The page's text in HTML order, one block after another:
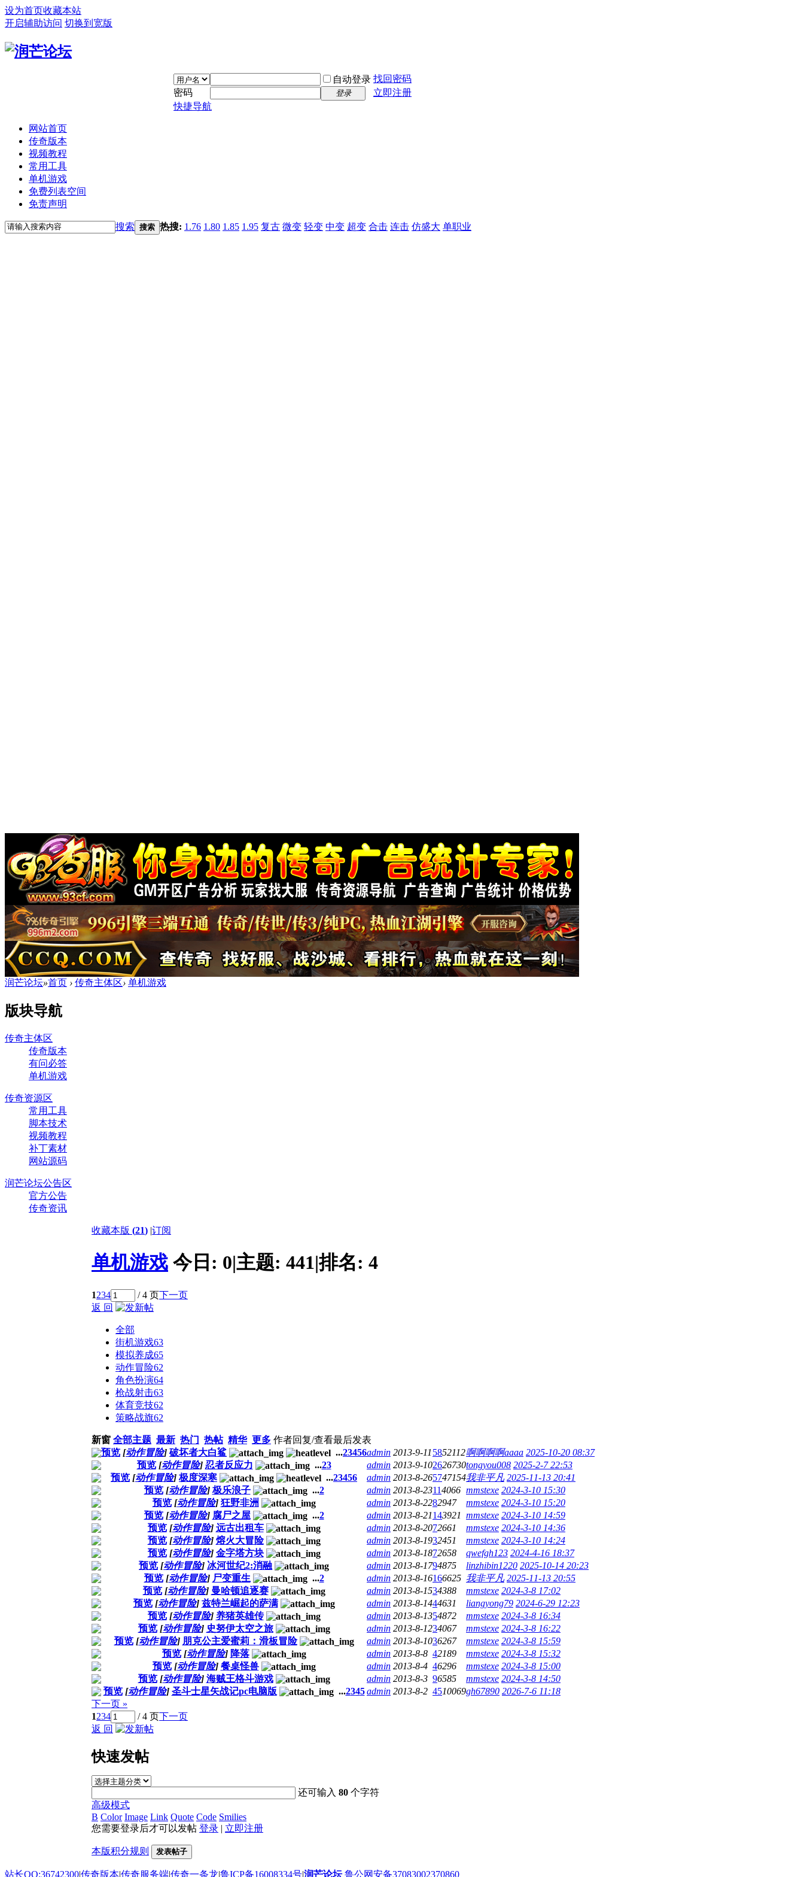
设为首页收藏本站
开启辅助访问 切换到宽版
自动登录 找回密码
密码
登录
立即注册
快捷导航
网站首页
传奇版本
视频教程
常用工具
单机游戏
免费列表空间
免责声明
搜索 搜索 热搜: 1.76 1.80 1.85 1.95 复古 微变 轻变 中变 超变 合击 连击 仿盛大 单职业
润芒论坛»首页 › 传奇主体区› 单机游戏
版块导航
传奇主体区
传奇版本
有问必答
单机游戏
传奇资源区
常用工具
脚本技术
视频教程
补丁素材
网站源码
润芒论坛公告区
官方公告
传奇资讯
收藏本版 (21) |订阅
单机游戏 今日: 0|主题: 441|排名: 4
1234 / 4 页下一页
返 回
全部
街机游戏63
模拟养成65
动作冒险62
角色扮演64
枪战射击63
体育竞技62
策略战旗62
新窗 全部主题 最新 热门 热帖 精华 更多 作者回复/查看最后发表
预览 [动作冒险] 破坏者大白鲨 ...23456admin 2013-9-11 5852112啊啊啊啊aaaa 2025-10-20 08:37
预览 [动作冒险] 忍者反应力 ...23 admin 2013-9-102626730tongyou008 2025-2-7 22:53
预览 [动作冒险] 极度深寒 ...23456 admin 2013-8-265747154我非平凡 2025-11-13 20:41
预览 [动作冒险] 极乐浪子 ...2 admin 2013-8-23114066 mmstexe 2024-3-10 15:30
预览 [动作冒险] 狂野非洲 admin 2013-8-2282947 mmstexe 2024-3-10 15:20
预览 [动作冒险] 腐尸之屋 ...2 admin 2013-8-21143921 mmstexe 2024-3-10 14:59
预览 [动作冒险] 远古出租车 admin 2013-8-2072661 mmstexe 2024-3-10 14:36
预览 [动作冒险] 熔火大冒险 admin 2013-8-1932451 mmstexe 2024-3-10 14:24
预览 [动作冒险] 金字塔方块 admin 2013-8-1872658 qwefgh123 2024-4-16 18:37
预览 [动作冒险] 冰河世纪2:消融 admin 2013-8-1794875 linzhibin1220 2025-10-14 20:23
预览 [动作冒险] 尸变重生 ...2 admin 2013-8-16166625 我非平凡 2025-11-13 20:55
预览 [动作冒险] 曼哈顿追逐赛 admin 2013-8-1534388 mmstexe 2024-3-8 17:02
预览 [动作冒险] 兹特兰崛起的萨满 admin 2013-8-1444631 liangyong79 2024-6-29 12:23
预览 [动作冒险] 养猪英雄传 admin 2013-8-1354872 mmstexe 2024-3-8 16:34
预览 [动作冒险] 史努伊太空之旅 admin 2013-8-1234067 mmstexe 2024-3-8 16:22
预览 [动作冒险] 朋克公主爱蜜莉：滑板冒险 admin 2013-8-1036267 mmstexe 2024-3-8 15:59
预览 [动作冒险] 降落 admin 2013-8-8 42189 mmstexe 2024-3-8 15:32
预览 [动作冒险] 餐桌怪兽 admin 2013-8-4 46296 mmstexe 2024-3-8 15:00
预览 [动作冒险] 海贼王格斗游戏 admin 2013-8-3 96585 mmstexe 2024-3-8 14:50
预览 [动作冒险] 圣斗士星矢战记pc电脑版 ...2345 admin 2013-8-2 4510069gh67890 2026-7-6 11:18
下一页 »
1234 / 4 页下一页
返 回
快速发帖
还可输入80 个字符
高级模式
B Color Image Link Quote Code Smilies
您需要登录后才可以发帖 登录 | 立即注册
本版积分规则 发表帖子
站长QQ:36742300|传奇版本|传奇服务端|传奇一条龙|鲁ICP备16008334号|润芒论坛 鲁公网安备37083002370860